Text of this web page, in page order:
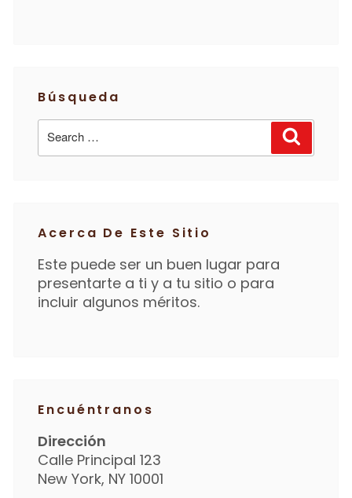
Búsqueda
Search
for:
Acerca De Este Sitio
Este puede ser un buen lugar para
presentarte a ti y a tu sitio o para
incluir algunos méritos.
Encuéntranos
Dirección
Calle Principal 123
New York, NY 10001